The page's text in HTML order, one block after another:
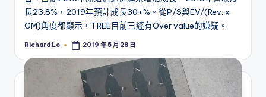
長23.8%，2019年預計成長30+%。從P/S與EV/(Rev. x
GM)角度都顯示，TREE目前已經有Over value的嫌疑。
Posted
Richard Lo 2019 年 5 月 28 日